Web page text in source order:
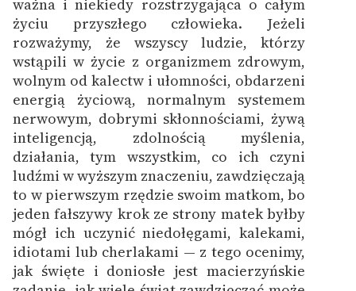
ważna i niekiedy rozstrzygająca o całym
życiu przyszłego człowieka. Jeżeli
rozważymy, że wszyscy ludzie, którzy
wstąpili w życie z organizmem zdrowym,
wolnym od kalectw i ułomności, obdarzeni
energią życiową, normalnym systemem
nerwowym, dobrymi skłonnościami, żywą
inteligencją, zdolnością myślenia,
działania, tym wszystkim, co ich czyni
ludźmi w wyższym znaczeniu, zawdzięczają
to w pierwszym rzędzie swoim matkom, bo
jeden fałszywy krok ze strony matek byłby
mógł ich uczynić niedołęgami, kalekami,
idiotami lub cherlakami — z tego ocenimy,
jak święte i doniosłe jest macierzyńskie